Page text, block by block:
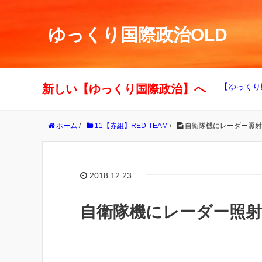
ゆっくり国際政治OLD
新しい【ゆっくり国際政治】へ 【ゆっく
ホーム / 11【赤組】RED-TEAM / 自衛隊機にレーダー照射
2018.12.23
自衛隊機にレーダー照射